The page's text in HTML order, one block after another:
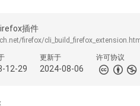
插件
firefox/
12-29
更新于
2024-08-06
许可协议